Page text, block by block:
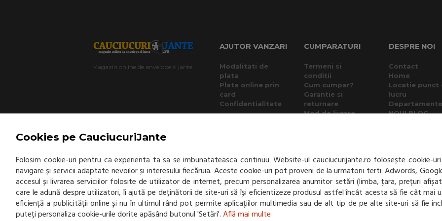
Cookies pe CauciucuriJante
Folosim cookie-uri pentru ca experienta ta sa se imbunatateasca continuu. Website-ul cauciucurijante.ro folosește
navigare și servicii adaptate nevoilor și interesului fiecăruia. Aceste cookie-uri pot proveni de la urmatorii terti: Adwords,
accesul și livrarea serviciilor folosite de utilizator de internet, precum personalizarea anumitor setări (limba, țara, prețuri
care le adună despre utilizatori, îi ajută pe deținătorii de site-uri să își eficientizeze produsul astfel încât acesta să fie cât mai
eficiență a publicității online și nu în ultimul rând pot permite aplicațiilor multimedia sau de alt tip de pe alte site-uri să fie
puteți personaliza cookie-urile dorite apăsând butonul 'Setări'.Află mai multe
Magazin online de anvelope si jante
AJUTOR VANZARI
Modalitati de
plata
Plata online prin
card
Confidentialitate
CUMPARATURI
Termeni si
conditii
Cum cumpar?
Garantie si
returnare
Mod de livrare
GDPR
DESPRE NOI
Contact
Home
Locatie punct
lucru
Departamente
NOU! BLOG